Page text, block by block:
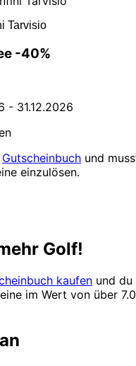
Tarvisio
-40%
- 31.12.2026
Gutscheinbuch und
einzulösen.
Golf!
kaufen und
im Wert von über